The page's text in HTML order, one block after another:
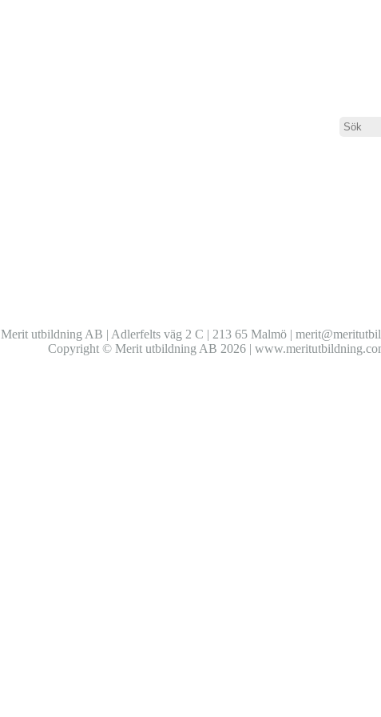
Merit utbildning AB | Adlerfelts väg 2 C | 213 65 Malmö |
Copyright © Merit utbildning AB 2026 |